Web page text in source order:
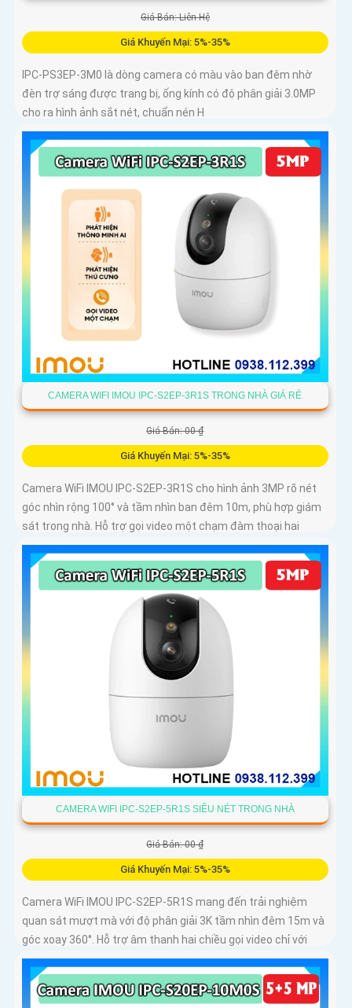
Giá Bán: Liên Hệ
Giá Khuyến Mại: 5%-35%
IPC-PS3EP-3M0 là dòng camera có màu vào ban đêm nhờ
đèn trợ sáng được trang bị, ống kính có độ phân giải 3.0MP
cho ra hình ảnh sắt nét, chuẩn nén H
CAMERA WIFI IMOU IPC-S2EP-3R1S TRONG NHÀ GIÁ RẺ
Giá Bán: 00 ₫
Giá Khuyến Mại: 5%-35%
Camera WiFi IMOU IPC-S2EP-3R1S cho hình ảnh 3MP rõ nét
góc nhìn rộng 100° và tầm nhìn ban đêm 10m, phù hợp giám
sát trong nhà. Hỗ trợ gọi video một chạm đàm thoại hai
chiều và kết nối Wi-Fi ổn định giúp quan sát từ xa
CAMERA WIFI IPC-S2EP-5R1S SIÊU NÉT TRONG NHÀ
Giá Bán: 00 ₫
Giá Khuyến Mại: 5%-35%
Camera WiFi IMOU IPC-S2EP-5R1S mang đến trải nghiệm
quan sát mượt mà với độ phân giải 3K tầm nhìn đêm 15m và
góc xoay 360°. Hỗ trợ âm thanh hai chiều gọi video chỉ với
một chạm và lưu trữ thẻ nhớ tới 256GB